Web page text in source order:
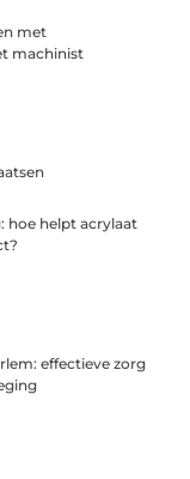
met
machinist
hoe helpt acrylaat
effectieve zorg